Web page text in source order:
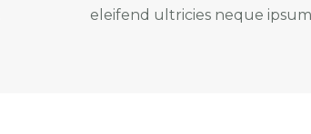
eleifend ultricies neque